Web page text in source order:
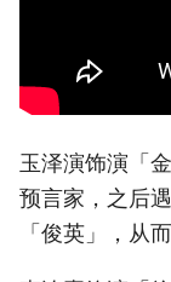
玉泽演饰演「
预言家，之后
「俊英」，从